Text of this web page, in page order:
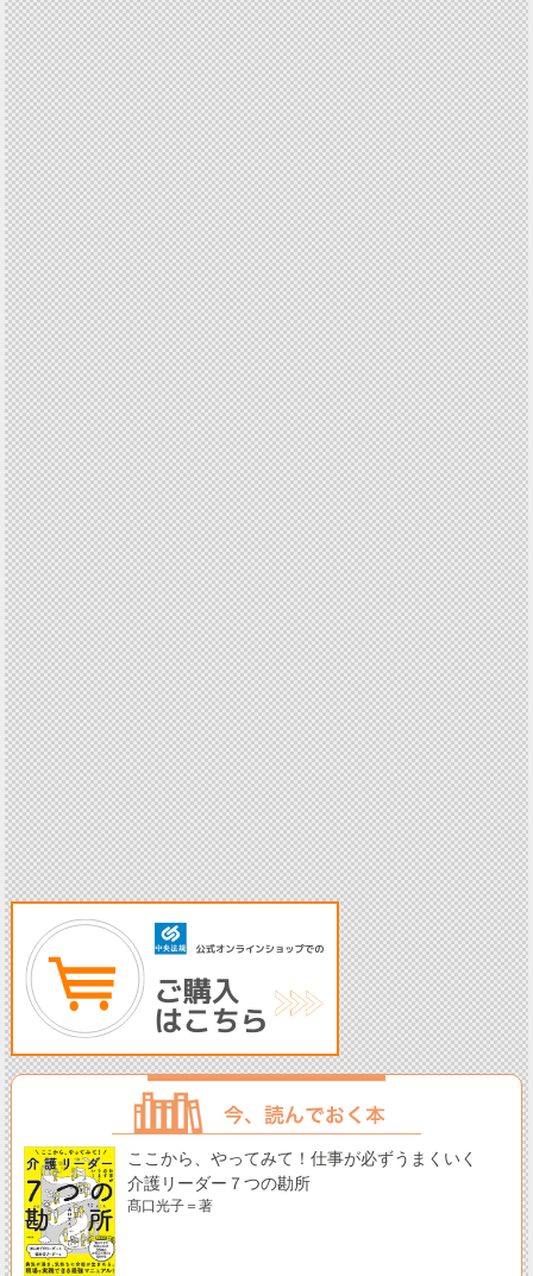
ここから、やってみて！仕事が必ずうまくいく
介護リーダー７つの勘所
髙口光子＝著